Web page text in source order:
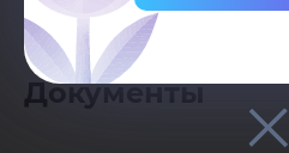
Сфера проекта:
Документы